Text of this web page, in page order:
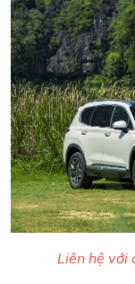
Liên hệ với